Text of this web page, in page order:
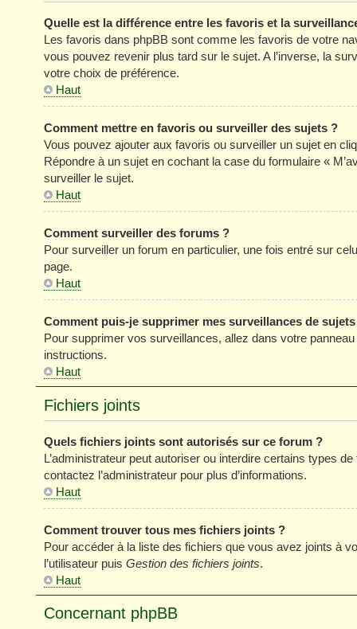
Quelle est la différence entre les favoris et la
Les favoris dans phpBB sont comme les favoris de votre
vous pouvez revenir plus tard sur le sujet. A l’inverse, la
votre choix de préférence.
Haut
Comment mettre en favoris ou surveiller des sujets ?
Vous pouvez ajouter aux favoris ou surveiller un sujet en
Répondre à un sujet en cochant la case du formulaire «
surveiller le sujet.
Haut
Comment surveiller des forums ?
Pour surveiller un forum en particulier, une fois entré sur
page.
Haut
Comment puis-je supprimer mes surveillances de
Pour supprimer vos surveillances, allez dans votre
instructions.
Haut
Fichiers joints
Quels fichiers joints sont autorisés sur ce forum ?
L’administrateur peut autoriser ou interdire certains types
contactez l’administrateur pour plus d’informations.
Haut
Comment trouver tous mes fichiers joints ?
Pour accéder à la liste des fichiers que vous avez joints à
l’utilisateur puis Gestion des fichiers joints.
Haut
Concernant phpBB